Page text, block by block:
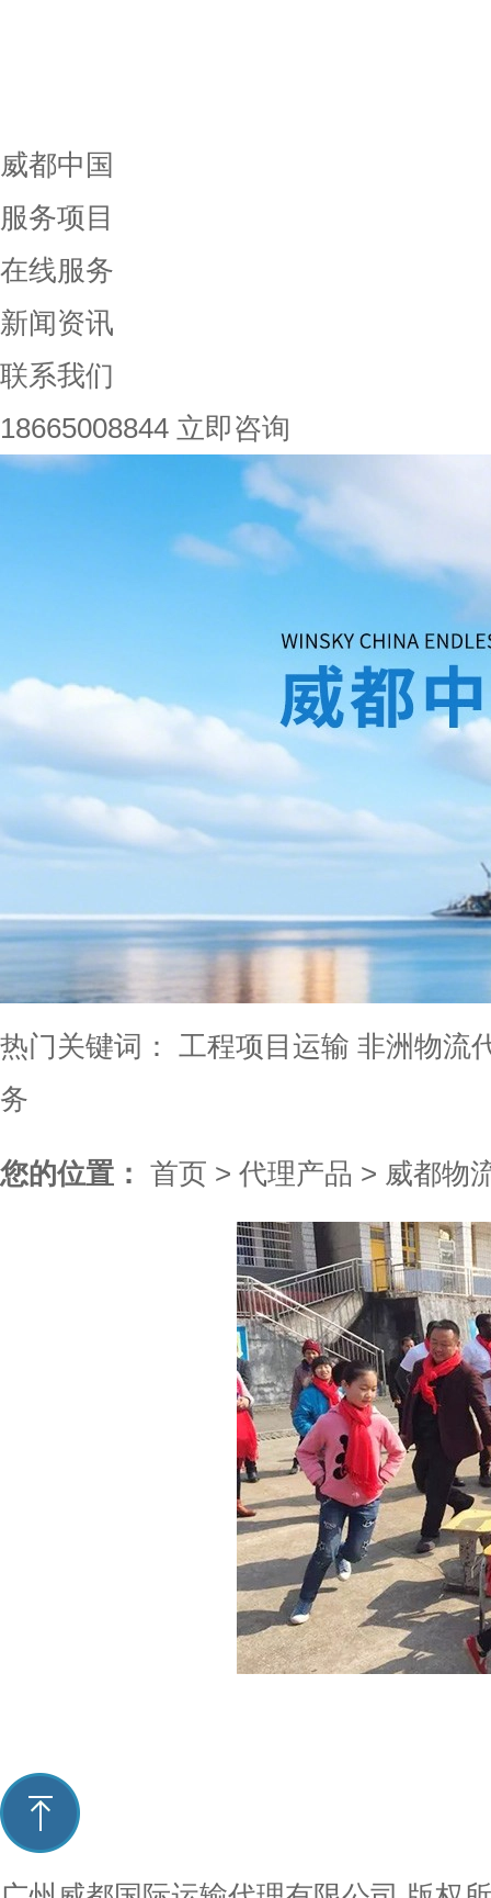
威都中国
服务项目
在线服务
新闻资讯
联系我们
18665008844 立即咨询
热门关键词： 工程项目运输 非洲物流
务
您的位置： 首页 > 代理产品 > 威都物